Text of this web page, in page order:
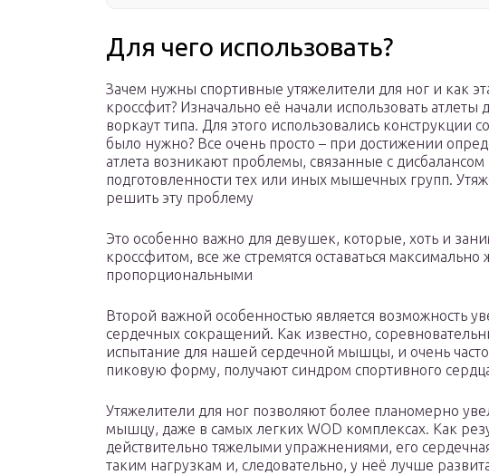
Для чего использовать?
Зачем нужны спортивные утяжелители для ног и как
кроссфит? Изначально её начали использовать атлеты
воркаут типа. Для этого использовались конструкции
было нужно? Все очень просто – при достижении
атлета возникают проблемы, связанные с
подготовленности тех или иных мышечных групп.
решить эту проблему
Это особенно важно для девушек, которые, хоть и
кроссфитом, все же стремятся оставаться
пропорциональными
Второй важной особенностью является возможность
сердечных сокращений. Как известно,
испытание для нашей сердечной мышцы, и очень
пиковую форму, получают синдром спортивного
Утяжелители для ног позволяют более планомерно
мышцу, даже в самых легких WOD комплексах. Как
действительно тяжелыми упражнениями, его
таким нагрузкам и, следовательно, у неё лучше